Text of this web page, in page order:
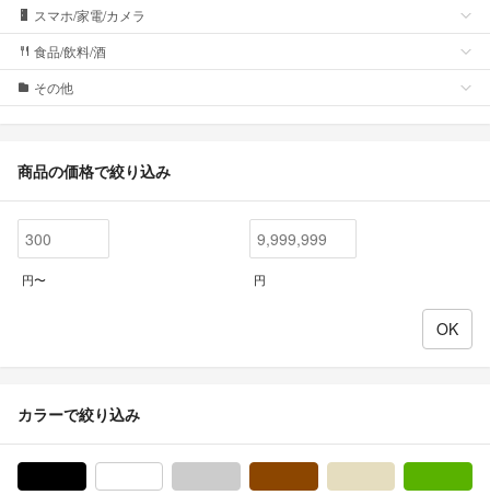
スマホ/家電/カメラ
食品/飲料/酒
その他
商品の価格で絞り込み
円〜 円
カラーで絞り込み